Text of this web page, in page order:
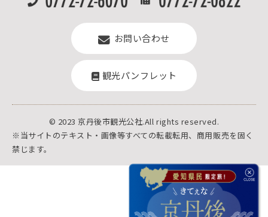
お問い合わせ
観光パンフレット
© 2023 京丹後市観光公社.All rights reserved.
※当サイトのテキスト・画像等すべての転載転用、商用販売を固く
禁じます。